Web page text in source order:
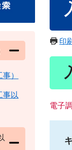
印
電子
）
事以